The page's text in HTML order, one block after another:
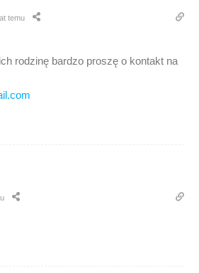
temu
rodzinę bardzo proszę o kontakt na